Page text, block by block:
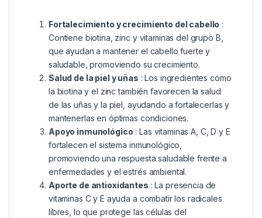
Fortalecimiento y crecimiento del cabello :
Contiene biotina, zinc y vitaminas del grupo B,
que ayudan a mantener el cabello fuerte y
saludable, promoviendo su crecimiento.
Salud de la piel y uñas : Los ingredientes como
la biotina y el zinc también favorecen la salud
de las uñas y la piel, ayudando a fortalecerlas y
mantenerlas en óptimas condiciones.
Apoyo inmunológico : Las vitaminas A, C, D y E
fortalecen el sistema inmunológico,
promoviendo una respuesta saludable frente a
enfermedades y el estrés ambiental.
Aporte de antioxidantes : La presencia de
vitaminas C y E ayuda a combatir los radicales
libres, lo que protege las células del